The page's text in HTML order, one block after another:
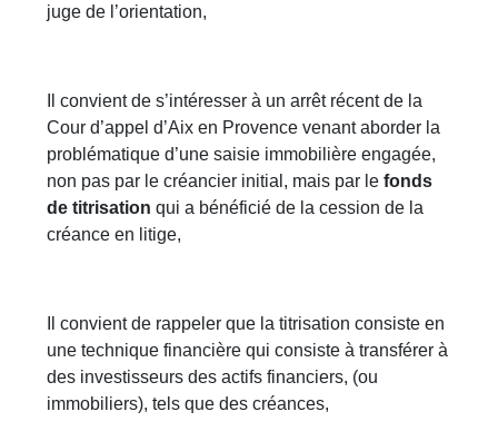
juge de l’orientation,
Il convient de s’intéresser à un arrêt récent de la
Cour d’appel d’Aix en Provence venant aborder la
problématique d’une saisie immobilière engagée,
non pas par le créancier initial, mais par lefonds
de titrisation qui a bénéficié de la cession de la
créance en litige,
Il convient de rappeler que la titrisation consiste en
une technique financière qui consiste à transférer à
des investisseurs des actifs financiers, (ou
immobiliers), tels que des créances,